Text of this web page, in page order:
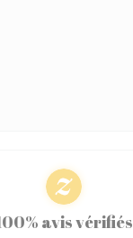
avis vérifiés